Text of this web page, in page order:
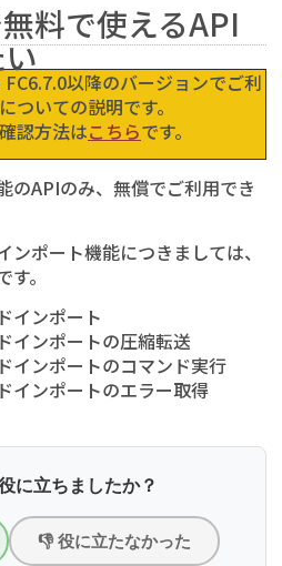
料で使えるAPI
以降のバージョンでご利
ついての説明です。
認方法はこちらです。
のAPIのみ、無償でご利用でき
ンポート機能につきましては、
。
ンポート
ンポートの圧縮転送
ンポートのコマンド実行
ンポートのエラー取得
に立ちましたか？
👎 役に立たなかった